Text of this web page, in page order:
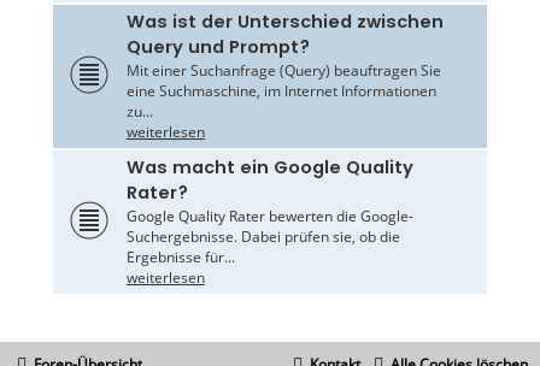
Was ist der Unterschied zwischen
Query und Prompt?
Mit einer Suchanfrage (Query) beauftragen Sie
eine Suchmaschine, im Internet Informationen
zu...
weiterlesen
Was macht ein Google Quality
Rater?
Google Quality Rater bewerten die Google-
Suchergebnisse. Dabei prüfen sie, ob die
Ergebnisse für...
weiterlesen